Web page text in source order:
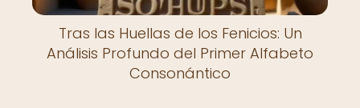
Tras las Huellas de los Fenicios: Un
Análisis Profundo del Primer Alfabeto
Consonántico